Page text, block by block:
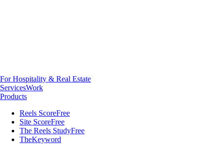
For Hospitality & Real Estate
ServicesWork
Products
Reels ScoreFree
Site ScoreFree
The Reels StudyFree
TheKeyword